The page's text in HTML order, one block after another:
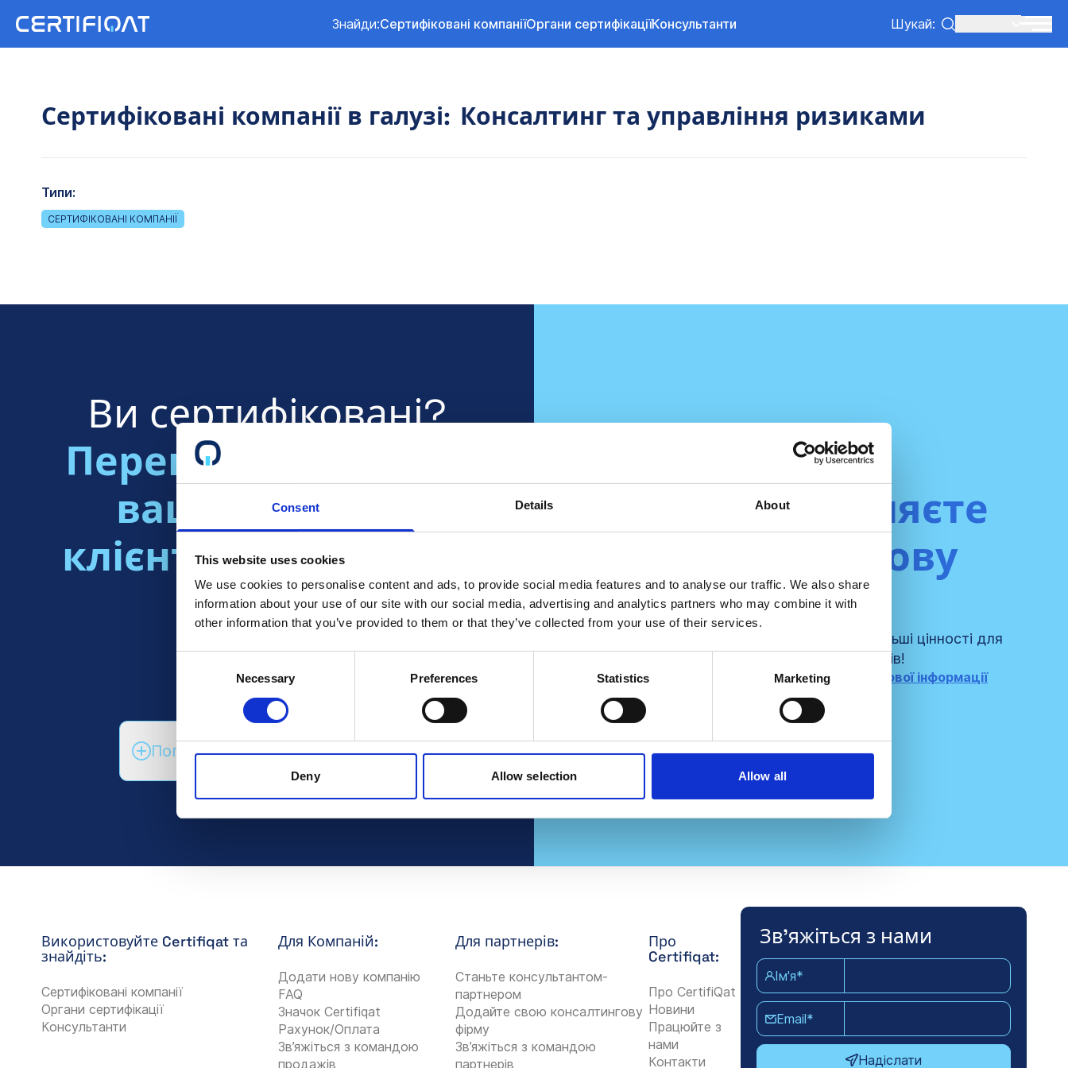
Consent Details About
This website uses cookies
We use cookies to personalise content and ads, to provide social media features and to analyse our traffic. We also share
information about your use of our site with our social media, advertising and analytics partners who may combine it with
other information that you’ve provided to them or that they’ve collected from your use of their services.
Necessary Preferences Statistics Marketing
Deny Allow selection Allow all
Знайди:Сертифіковані компаніїОргани сертифікаціїКонсультанти Шукай:
Сертифіковані компанії в галузі: Консалтинг та управління ризиками
Типи:
СЕРТИФІКОВАНІ КОМПАНІЇ
Ви сертифіковані?
Переконайтеся, що
ваші майбутні
клієнти знають про
це!
Читати далі
Поговоріть з відділом продажів
Ви представляєте
консалтингову
фірму?
Співпрацюйте з нами та створюйте ще більші цінності для
своїх сертифікованих клієнтів!
Зв'яжіться з нами для отримання додаткової інформації
Використовуйте Certifiqat та
знайдіть:
Сертифіковані компанії
Органи сертифікації
Консультанти
Для Компаній:
Додати нову компанію
FAQ
Значок Certifiqat
Рахунок/Оплата
Зв’яжіться з командою
продажів
Для партнерів:
Станьте консультантом-
партнером
Додайте свою консалтингову
фірму
Зв’яжіться з командою
партнерів
Про
Certifiqat:
Про CertifiQat
Новини
Працюйте з
нами
Контакти
Зв'яжіться з нами
Ім'я*
Email*
Надіслати